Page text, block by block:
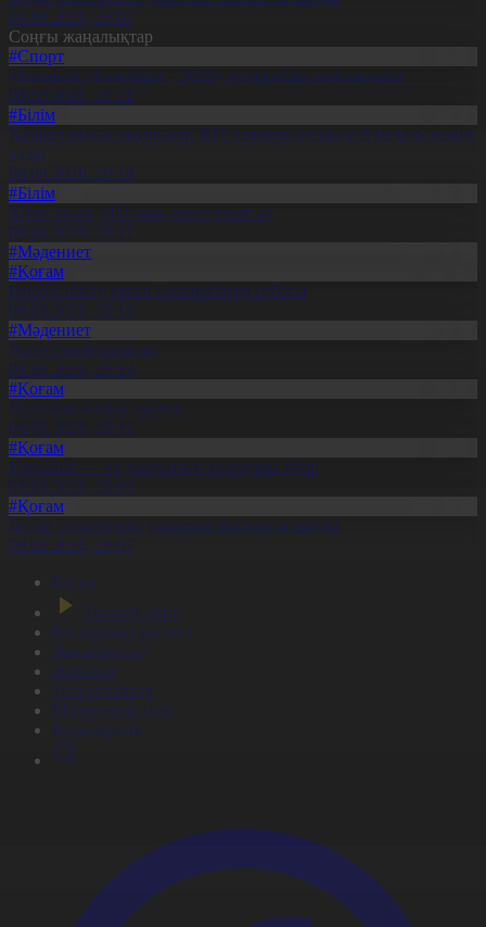
08.08.2026, 20:07
Соңғы жаңалықтар
#Спорт
«Болашақ ойындары – 2026» өз мәресіне жақындады
08.08.2026, 20:21
#Білім
Қазақстандық оқушылар ЖИ олимпиадасында 8 медаль жеңіп
алды
08.08.2026, 20:18
#Білім
Кітап оқып, 600 мың теңге ұтып ал
08.08.2026, 20:17
#Мәдениет
#Қоғам
Өнерді өнеге еткен Ерниязовтар отбасы
08.08.2026, 20:16
#Мәдениет
Дәстүр мен креатив
08.08.2026, 20:13
#Қоғам
Отандық өндіріс өрледі
08.08.2026, 20:11
#Қоғам
Құрылыс — ел дамуының қозғаушы күші
08.08.2026, 20:09
#Қоғам
Бидай импортына уақытша тыйым салынды
08.08.2026, 20:07
Басты
Тікелей эфир
Бағдарлама кестесі
Жаңалықтар
Жобалар
Телехикаялар
Мультсериалдар
Видеоархив